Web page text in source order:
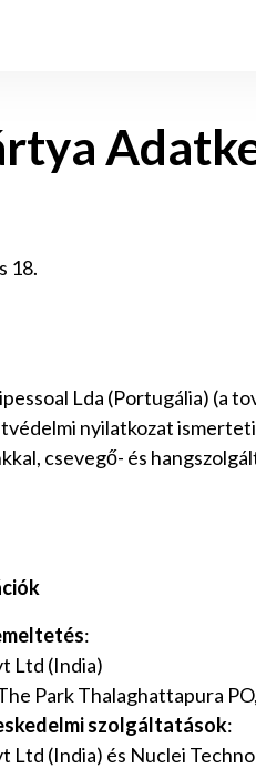
18.
Lda (Portugália) (a
nyilatkozat
csevegő- és
:
Ltd (India)
Park Thalaghattapura
szolgáltatások:
Ltd (India) és Nuclei